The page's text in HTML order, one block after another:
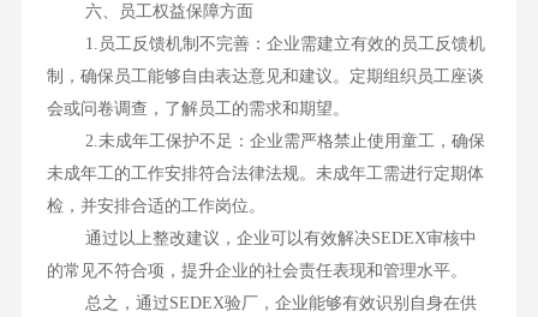
六、员工权益保障方面
1.员工反馈机制不完善：企业需建立有效的员工反馈机
制，确保员工能够自由表达意见和建议。定期组织员工座谈
会或问卷调查，了解员工的需求和期望。
2.未成年工保护不足：企业需严格禁止使用童工，确保
未成年工的工作安排符合法律法规。未成年工需进行定期体
检，并安排合适的工作岗位。
通过以上整改建议，企业可以有效解决SEDEX审核中
的常见不符合项，提升企业的社会责任表现和管理水平。
总之，通过SEDEX验厂，企业能够有效识别自身在供